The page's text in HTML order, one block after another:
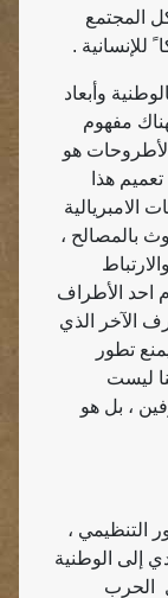
المجتمع
.
وأبعاد
مفهوم
هو
هذا
بالمصالح ،
احد الأطراف
الذي
تطور
ليست
، بل هو
،
الوطنية
الحرب